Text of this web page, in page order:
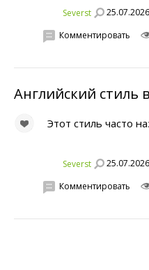
Severst 25.07.2026
Комментировать
Английский стиль
Этот стиль часто
Severst 25.07.2026
Комментировать